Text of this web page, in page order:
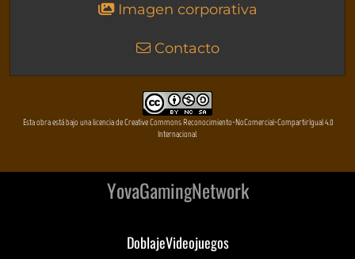
Imagen corporativa
Contacto
Esta obra está bajo una licencia de Creative Commons Reconocimiento-NoComercial-CompartirIgual 4.0
Internacional
YovaGamingNetwork
DoblajeVideojuegos